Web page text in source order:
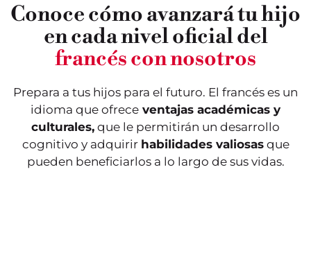
Conoce cómo avanzará tu hijo
en cada nivel oficial del
francés con nosotros
Prepara a tus hijos para el futuro. El francés es un
idioma que ofrece ventajas académicas y
culturales, que le permitirán un desarrollo
cognitivo y adquirir habilidades valiosasque
pueden beneficiarlos a lo largo de sus vidas.
frases cotidianas sobre
mi familia, mi
nacionalidad, mi edad,
mi casa y mi colegio. Este
nivel me permite
comprender algunas
de bienvenida al mundo
del francés.
Consta de6 módulos
de dos meses cada uno:
A1.1, A1.2, A1.3, A1.4, A1.5, A1.6
tener las bases para
poder entrar a un curso
adolescente. Con este
nivel, podré realizar
tareas de la vida
cotidiana: ir de compras,
capaz de contar hechos
pasados.
Consta de3 módulosde
dos meses cada uno: A2.1,
A2.2, A2.3